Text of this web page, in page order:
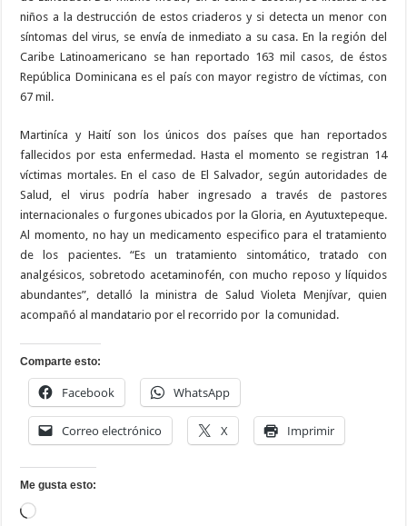
niños a la destrucción de estos criaderos y si detecta un menor con
síntomas del virus, se envía de inmediato a su casa. En la región del
Caribe Latinoamericano se han reportado 163 mil casos, de éstos
República Dominicana es el país con mayor registro de víctimas, con
67 mil.
Martiníca y Haití son los únicos dos países que han reportados
fallecidos por esta enfermedad. Hasta el momento se registran 14
víctimas mortales. En el caso de El Salvador, según autoridades de
Salud, el virus podría haber ingresado a través de pastores
internacionales o furgones ubicados por la Gloria, en Ayutuxtepeque.
Al momento, no hay un medicamento especifico para el tratamiento
de los pacientes. “Es un tratamiento sintomático, tratado con
analgésicos, sobretodo acetaminofén, con mucho reposo y líquidos
abundantes”, detalló la ministra de Salud Violeta Menjívar, quien
acompañó al mandatario por el recorrido por la comunidad.
Comparte esto:
Facebook WhatsApp
Correo electrónico X Imprimir
Me gusta esto:
Cargando...